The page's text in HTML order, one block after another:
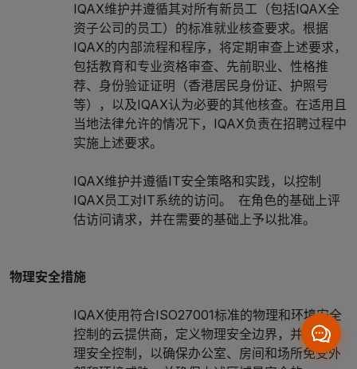
IQAX维护并遵循其对所有新员工（包括IQAX全
资子公司的员工）的标准就业核查要求。根据
IQAX的内部流程和程序，将定期审查上述要求，
包括教育和专业资格审查、先前职业、性格推
荐、身份验证证明（香港居民身份证、护照号
等），以及IQAX认为必要的其他核查。在适用且
当地法律允许的情况下，IQAX负责在招聘过程中
实施上述要求。
IQAX维护并遵循IT安全策略和实践，以控制
IQAX员工对IT系统的访问。 在角色的基础上评
估访问请求，并在需要的基础上予以批准。
物理安全措施
IQAX使用符合ISO27001标准的物理和环境安全
控制的云提供商，定义物理安全边界，并实施物
理安全控制，以确保办公室、房间和场所免受外